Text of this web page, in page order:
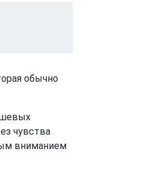
обычно
чувства
вниманием